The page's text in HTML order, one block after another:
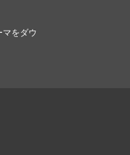
マをダウ